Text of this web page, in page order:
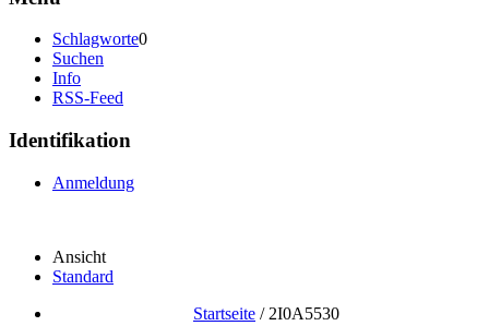
Schlagworte0
Suchen
Info
RSS-Feed
Identifikation
Anmeldung
Ansicht
Standard
Startseite / 2I0A5530